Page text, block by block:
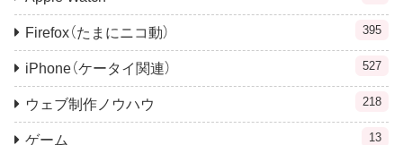
Firefox（たまにニコ動） 395
iPhone（ケータイ関連） 527
ウェブ制作ノウハウ 218
ゲーム 13